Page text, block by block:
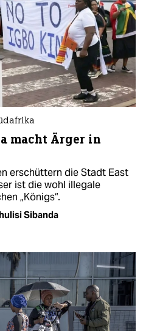
macht Ärger in
erschüttern die Stadt East
ist die wohl illegale
„Königs“.
Sibanda